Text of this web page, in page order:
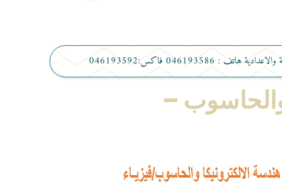
هاتف : 046193586 فاكس:046193592
والحاسوب –